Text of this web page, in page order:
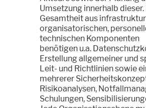
Umsetzung innerhalb dieser.
Gesamtheit aus
organisatorischen,
technischen Komponenten
benötigen u.a.
Erstellung allgemeiner und
Leit- und Richtlinien sowie
mehrerer
Risikoanalysen,
Schulungen,